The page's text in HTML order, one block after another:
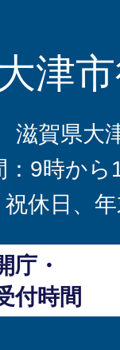
津
賀県大
：9時から
祝休日、
庁・
付時間